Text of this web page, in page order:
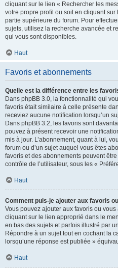
cliquant sur le lien « Rechercher les
votre propre profil ou soit en cliquant
partie supérieure du forum. Pour
sujets, utilisez la recherche avancée et
qui vous sont disponibles.
Haut
Favoris et abonnements
Quelle est la différence entre les
Dans phpBB 3.0, la fonctionnalité qui
favoris était similaire à celle présente
receviez aucune notification lorsqu’un
Dans phpBB 3.2, les favoris sont
pouvez à présent recevoir une
mis à jour. L’abonnement, quant à lui,
forum ou d’un sujet auquel vous êtes
favoris et des abonnements peuvent
contrôle de l’utilisateur, sous les «
Haut
Comment puis-je ajouter aux favoris
Vous pouvez ajouter aux favoris ou
cliquant sur le lien approprié dans le
en bas des sujets et parfois illustré par
Répondre à un sujet tout en cochant la
lorsqu’une réponse est publiée »
Haut